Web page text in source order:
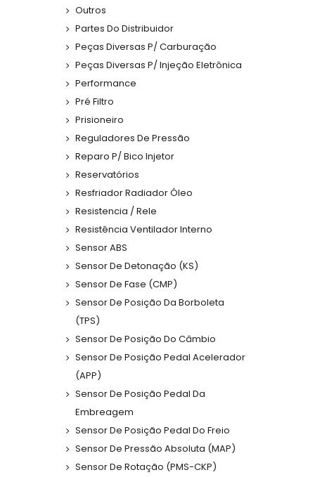
Outros
Partes Do Distribuidor
Peças Diversas P/ Carburação
Peças Diversas P/ Injeção Eletrônica
Performance
Pré Filtro
Prisioneiro
Reguladores De Pressão
Reparo P/ Bico Injetor
Reservatórios
Resfriador Radiador Óleo
Resistencia / Rele
Resistência Ventilador Interno
Sensor ABS
Sensor De Detonação (KS)
Sensor De Fase (CMP)
Sensor De Posição Da Borboleta
(TPS)
Sensor De Posição Do Câmbio
Sensor De Posição Pedal Acelerador
(APP)
Sensor De Posição Pedal Da
Embreagem
Sensor De Posição Pedal Do Freio
Sensor De Pressão Absoluta (MAP)
Sensor De Rotação (PMS-CKP)